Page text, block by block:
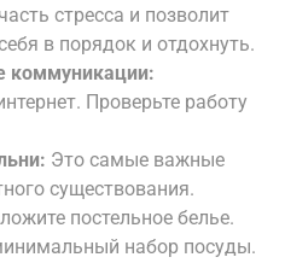
стресса и позволит
в порядок и отдохнуть.
коммуникации:
Проверьте работу
Это самые важные
существования.
постельное белье.
набор посуды.